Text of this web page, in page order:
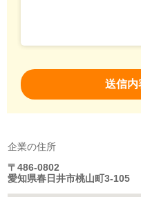
企業の住所
〒486-0802
愛知県春日井市桃山町3-105